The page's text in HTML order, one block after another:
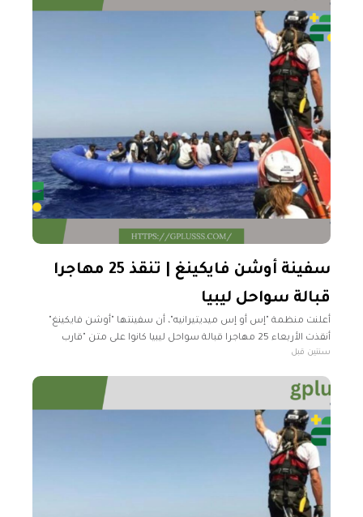
سفينة أوشن فايكينغ | تنقذ 25 مهاجرا
قبالة سواحل ليبيا
أعلنت منظمة "إس أو إس ميديتيرانيه"، أن سفينتها "أوشن فايكينغ"
أنقذت الأربعاء 25 مهاجرا قبالة سواحل ليبيا كانوا على متن "قارب
مطاطي" لمدة "حوالي أسبوع". وقالت المنظمة الإنسانية ومقرها في
سنتين قبل